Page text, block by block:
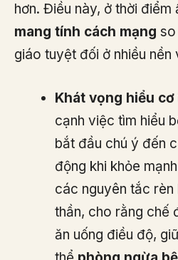
hơn. Điều này, ở thời điểm
mang tính cách mạng so
giáo tuyệt đối ở nhiều nền
Khát vọng hiểu
cạnh việc tìm hiểu
bắt đầu chú ý đến
động khi khỏe
các nguyên tắc
thần, cho rằng chế
ăn uống điều độ,